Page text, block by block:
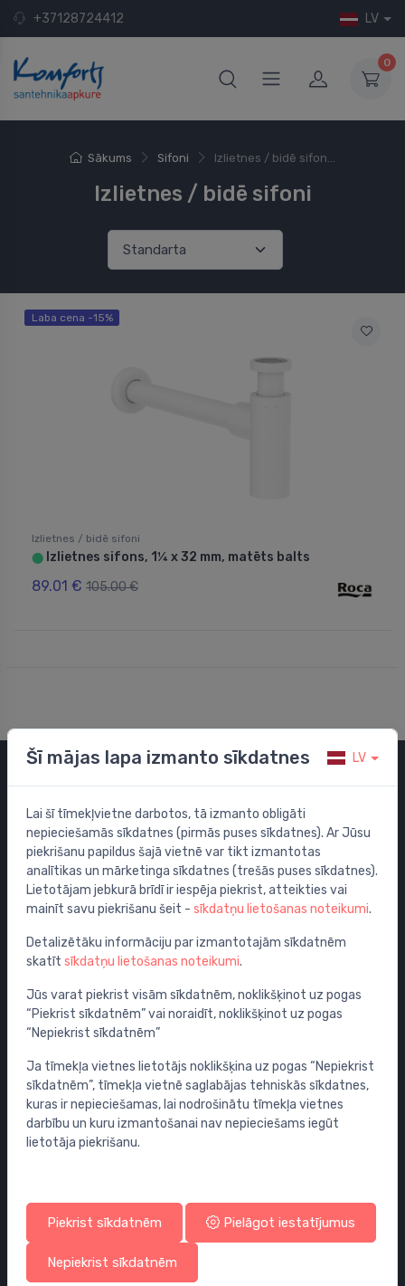
+37128724412 LV
0
Sākums Sifoni Izlietnes / bidē sifon...
Izlietnes / bidē sifoni
Laba cena -15%
Izlietnes / bidē sifoni
⬤ Izlietnes sifons, 1¼ x 32 mm, matēts balts
89.01 € 105.00 €
Kategorijas
Izpārdošana
Maisītāji
Izlietnes
Tualetes podi
Dušas
Mēbeles
Rāmji un skalošanas sistēmas
Sifoni
Noteces grīdai un vannas istabai
Cauruļvadi un Veidgabali
Tavi pasūtījumi
Tavas adreses
Sīkdatņu politika
Šī mājas lapa izmanto sīkdatnes LV
Lai šī tīmekļvietne darbotos, tā izmanto obligāti
nepieciešamās sīkdatnes (pirmās puses sīkdatnes). Ar Jūsu
piekrišanu papildus šajā vietnē var tikt izmantotas
analītikas un mārketinga sīkdatnes (trešās puses sīkdatnes).
Lietotājam jebkurā brīdī ir iespēja piekrist, atteikties vai
mainīt savu piekrišanu šeit - sīkdatņu lietošanas noteikumi.
Detalizētāku informāciju par izmantotajām sīkdatnēm
skatīt sīkdatņu lietošanas noteikumi.
Jūs varat piekrist visām sīkdatnēm, noklikšķinot uz pogas
“Piekrist sīkdatnēm” vai noraidīt, noklikšķinot uz pogas
“Nepiekrist sīkdatnēm”
Ja tīmekļa vietnes lietotājs noklikšķina uz pogas “Nepiekrist
sīkdatnēm”, tīmekļa vietnē saglabājas tehniskās sīkdatnes,
kuras ir nepieciešamas, lai nodrošinātu tīmekļa vietnes
darbību un kuru izmantošanai nav nepieciešams iegūt
lietotāja piekrišanu.
Piekrist sīkdatnēm Pielāgot iestatījumus
Nepiekrist sīkdatnēm